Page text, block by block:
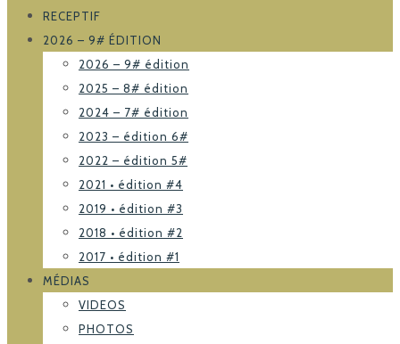
RECEPTIF
2026 – 9# ÉDITION
2026 – 9# édition
2025 – 8# édition
2024 – 7# édition
2023 – édition 6#
2022 – édition 5#
2021 • édition #4
2019 • édition #3
2018 • édition #2
2017 • édition #1
MÉDIAS
VIDEOS
PHOTOS